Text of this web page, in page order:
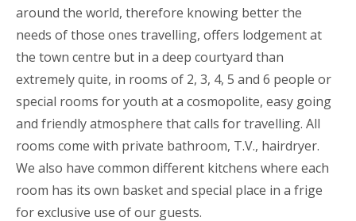
around the world, therefore knowing better the
needs of those ones travelling, offers lodgement at
the town centre but in a deep courtyard than
extremely quite, in rooms of 2, 3, 4, 5 and 6 people or
special rooms for youth at a cosmopolite, easy going
and friendly atmosphere that calls for travelling. All
rooms come with private bathroom, T.V., hairdryer.
We also have common different kitchens where each
room has its own basket and special place in a frige
for exclusive use of our guests.